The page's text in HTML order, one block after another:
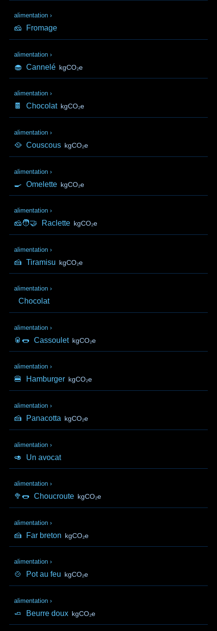
alimentation ›
🧀 Fromage
alimentation ›
🧁 Cannelé kgCO₂e
alimentation ›
🍫 Chocolat kgCO₂e
alimentation ›
🥘 Couscous kgCO₂e
alimentation ›
🍳 Omelette kgCO₂e
alimentation ›
🧀🧑‍🤝‍ Raclette kgCO₂e
alimentation ›
🍰 Tiramisu kgCO₂e
alimentation ›
Chocolat
alimentation ›
🥫🌭 Cassoulet kgCO₂e
alimentation ›
🍔 Hamburger kgCO₂e
alimentation ›
🍰 Panacotta kgCO₂e
alimentation ›
🥑 Un avocat
alimentation ›
🥦🌭 Choucroute kgCO₂e
alimentation ›
🍰 Far breton kgCO₂e
alimentation ›
🍲 Pot au feu kgCO₂e
alimentation ›
🧈 Beurre doux kgCO₂e